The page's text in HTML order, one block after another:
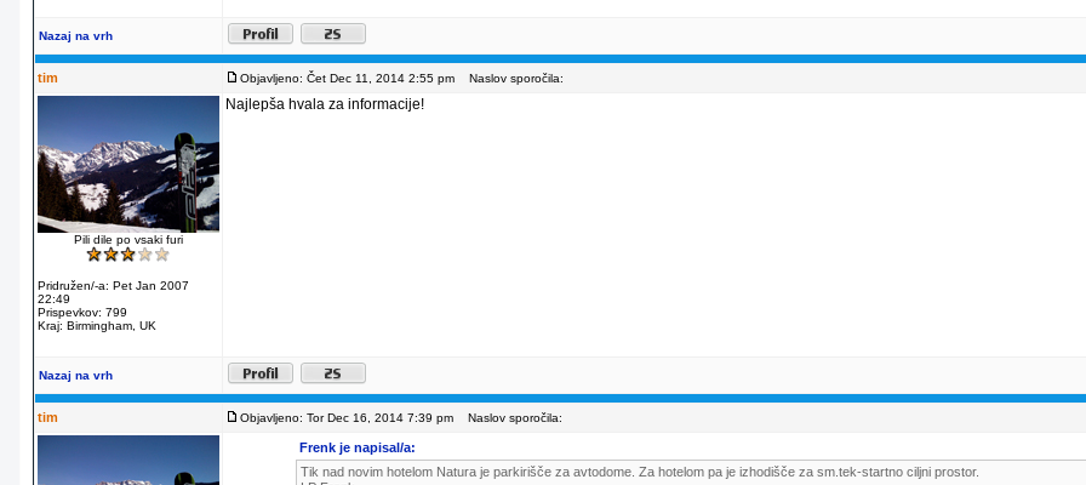
Nazaj na vrh
tim Objavljeno: Čet Dec 11, 2014 2:55 pm Naslov sporočila:
Pili dile po vsaki furi
Pridružen/-a: Pet Jan 2007
22:49
Prispevkov: 799
Kraj: Birmingham, UK
Najlepša hvala za informacije!
Nazaj na vrh
tim Objavljeno: Tor Dec 16, 2014 7:39 pm Naslov sporočila:
Frenk je napisal/a:
Tik nad novim hotelom Natura je parkirišče za avtodome. Za hotelom pa je izhodišče za sm.tek-startno ciljni prostor.